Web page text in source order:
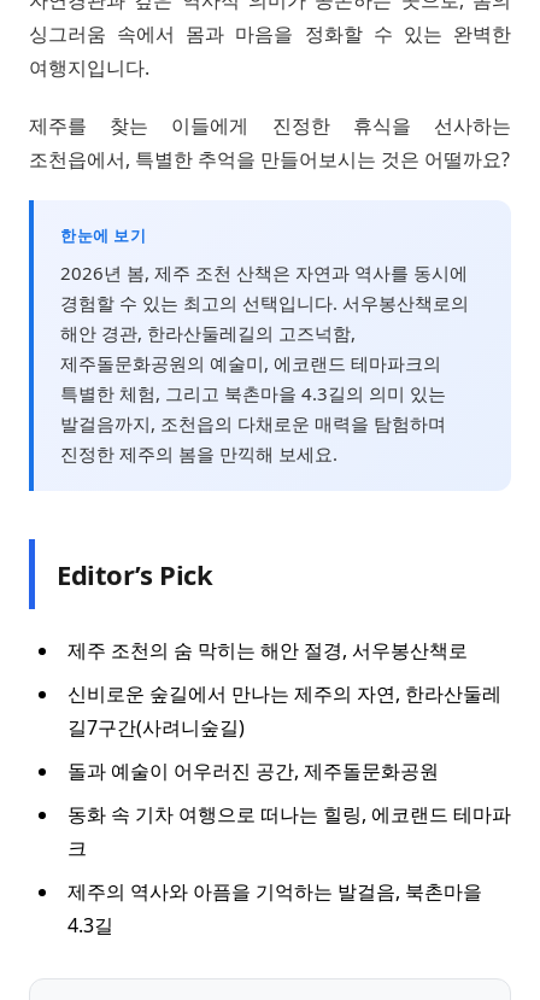
싱그러움 속에서 몸과 마음을 정화할 수 있는 완벽한
여행지입니다.
제주를 찾는 이들에게 진정한 휴식을 선사하는
조천읍에서, 특별한 추억을 만들어보시는 것은 어떨까요?
한눈에 보기
2026년 봄, 제주 조천 산책은 자연과 역사를 동시에
경험할 수 있는 최고의 선택입니다. 서우봉산책로의
해안 경관, 한라산둘레길의 고즈넉함,
제주돌문화공원의 예술미, 에코랜드 테마파크의
특별한 체험, 그리고 북촌마을 4.3길의 의미 있는
발걸음까지, 조천읍의 다채로운 매력을 탐험하며
진정한 제주의 봄을 만끽해 보세요.
Editor’s Pick
제주 조천의 숨 막히는 해안 절경, 서우봉산책로
신비로운 숲길에서 만나는 제주의 자연, 한라산둘레
길7구간(사려니숲길)
돌과 예술이 어우러진 공간, 제주돌문화공원
동화 속 기차 여행으로 떠나는 힐링, 에코랜드 테마파
크
제주의 역사와 아픔을 기억하는 발걸음, 북촌마을
4.3길